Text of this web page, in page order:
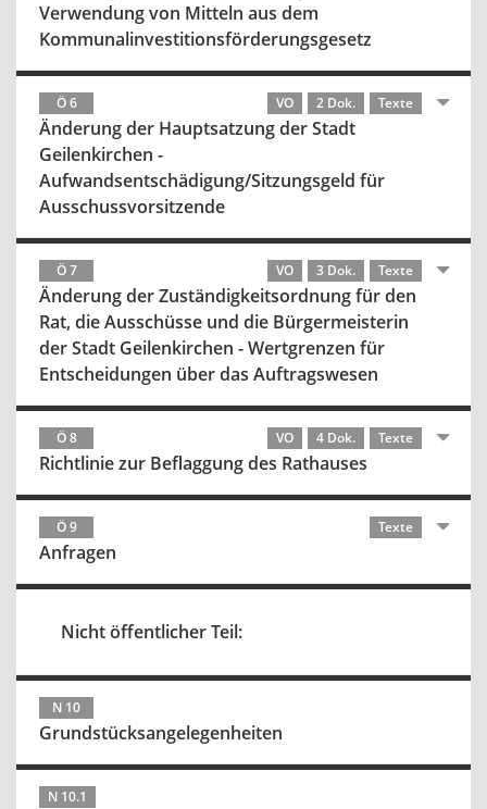
Verwendung von Mitteln aus dem
Kommunalinvestitionsförderungsgesetz
Ö 6 VO 2 Dok. Texte
Änderung der Hauptsatzung der Stadt
Geilenkirchen -
Aufwandsentschädigung/Sitzungsgeld für
Ausschussvorsitzende
Ö 7 VO 3 Dok. Texte
Änderung der Zuständigkeitsordnung für den
Rat, die Ausschüsse und die Bürgermeisterin
der Stadt Geilenkirchen - Wertgrenzen für
Entscheidungen über das Auftragswesen
Ö 8 VO 4 Dok. Texte
Richtlinie zur Beflaggung des Rathauses
Ö 9 Texte
Anfragen
Nicht öffentlicher Teil:
N 10
Grundstücksangelegenheiten
N 10.1